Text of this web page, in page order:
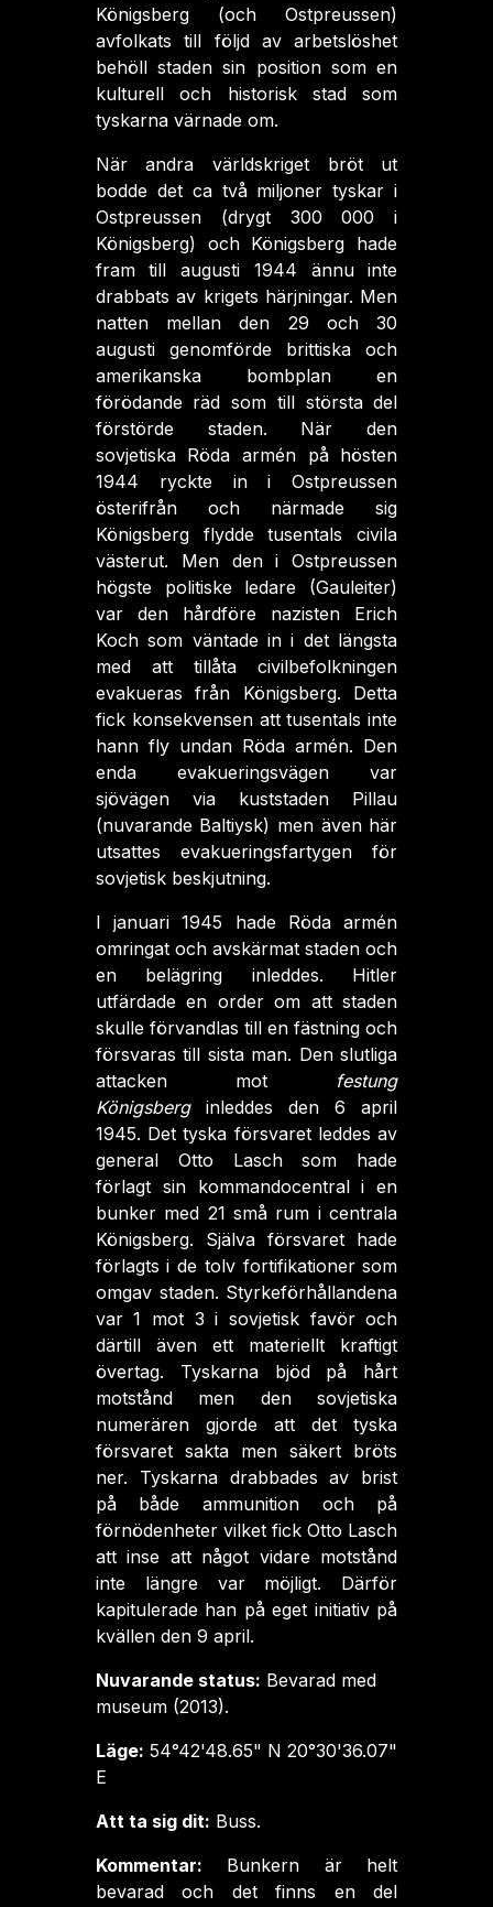
Königsberg (och Ostpreussen)
avfolkats till följd av arbetslöshet
behöll staden sin position som en
kulturell och historisk stad som
tyskarna värnade om.
När andra världskriget bröt ut
bodde det ca två miljoner tyskar i
Ostpreussen (drygt 300 000 i
Königsberg) och Königsberg hade
fram till augusti 1944 ännu inte
drabbats av krigets härjningar. Men
natten mellan den 29 och 30
augusti genomförde brittiska och
amerikanska bombplan en
förödande räd som till största del
förstörde staden. När den
sovjetiska Röda armén på hösten
1944 ryckte in i Ostpreussen
österifrån och närmade sig
Königsberg flydde tusentals civila
västerut. Men den i Ostpreussen
högste politiske ledare (Gauleiter)
var den hårdföre nazisten Erich
Koch som väntade in i det längsta
med att tillåta civilbefolkningen
evakueras från Königsberg. Detta
fick konsekvensen att tusentals inte
hann fly undan Röda armén. Den
enda evakueringsvägen var
sjövägen via kuststaden Pillau
(nuvarande Baltiysk) men även här
utsattes evakueringsfartygen för
sovjetisk beskjutning.
I januari 1945 hade Röda armén
omringat och avskärmat staden och
en belägring inleddes. Hitler
utfärdade en order om att staden
skulle förvandlas till en fästning och
försvaras till sista man. Den slutliga
attacken mot festung
Königsberg inleddes den 6 april
1945. Det tyska försvaret leddes av
general Otto Lasch som hade
förlagt sin kommandocentral i en
bunker med 21 små rum i centrala
Königsberg. Själva försvaret hade
förlagts i de tolv fortifikationer som
omgav staden. Styrkeförhållandena
var 1 mot 3 i sovjetisk favör och
därtill även ett materiellt kraftigt
övertag. Tyskarna bjöd på hårt
motstånd men den sovjetiska
numerären gjorde att det tyska
försvaret sakta men säkert bröts
ner. Tyskarna drabbades av brist
på både ammunition och på
förnödenheter vilket fick Otto Lasch
att inse att något vidare motstånd
inte längre var möjligt. Därför
kapitulerade han på eget initiativ på
kvällen den 9 april.
Nuvarande status: Bevarad med
museum (2013).
Läge: 54°42'48.65" N 20°30'36.07"
E
Att ta sig dit: Buss.
Kommentar:
Bunkern är helt
bevarad och det finns en del